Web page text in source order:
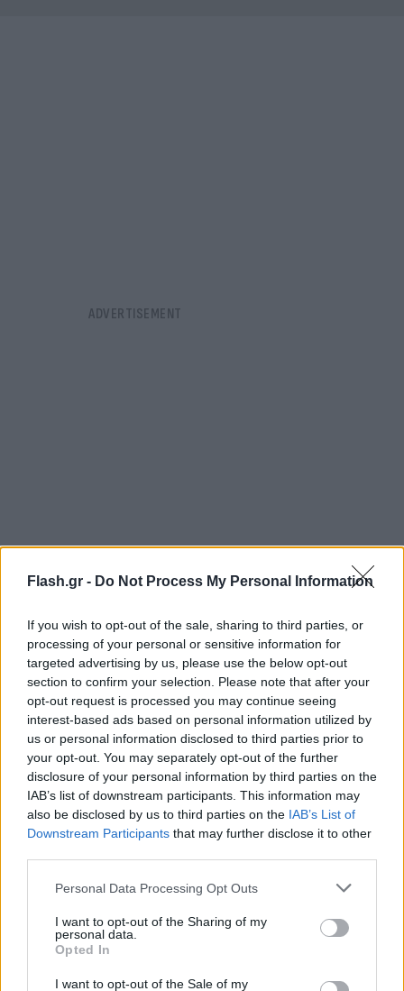
Flash.gr - Do Not Process My Personal Information
If you wish to opt-out of the sale, sharing to third parties, or
processing of your personal or sensitive information for
targeted advertising by us, please use the below opt-out
section to confirm your selection. Please note that after your
opt-out request is processed you may continue seeing
interest-based ads based on personal information utilized by
us or personal information disclosed to third parties prior to
your opt-out. You may separately opt-out of the further
disclosure of your personal information by third parties on the
IAB’s list of downstream participants. This information may
also be disclosed by us to third parties on the IAB’s List of
Downstream Participants that may further disclose it to other
Please note that this website/app uses one or more Google
not limited to your visit or usage behaviour. You may click to
grant or deny consent to Google and its third-party tags to
use your data for below specified purposes in below Google
consent section.
Personal Data Processing Opt Outs
I want to opt-out of the Sharing of my
personal data.
Opted In
I want to opt-out of the Sale of my
FLASH FOCUS